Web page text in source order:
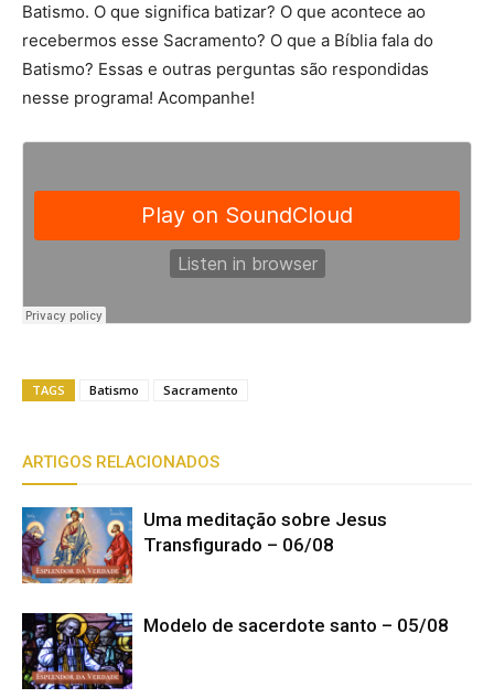
Batismo. O que significa batizar? O que acontece ao
recebermos esse Sacramento? O que a Bíblia fala do
Batismo? Essas e outras perguntas são respondidas
nesse programa! Acompanhe!
TAGS Batismo Sacramento
ARTIGOS RELACIONADOS
Uma meditação sobre Jesus
Transfigurado – 06/08
Modelo de sacerdote santo – 05/08